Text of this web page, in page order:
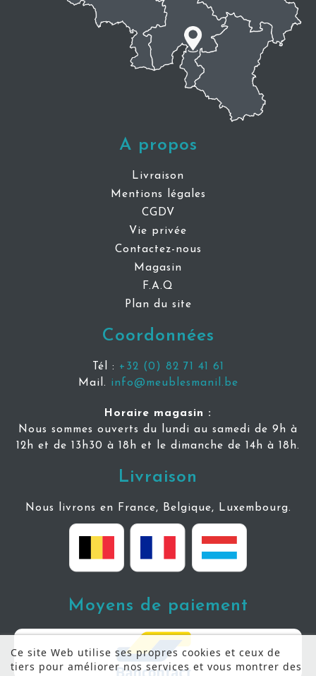
Ce site Web utilise ses propres cookies et ceux de
tiers pour améliorer nos services et vous montrer des
A propos
Livraison
Mentions légales
CGDV
Vie privée
Contactez-nous
Magasin
F.A.Q
Plan du site
Coordonnées
Tél : +32 (0) 82 71 41 61
Mail. info@meublesmanil.be
Horaire magasin :
Nous sommes ouverts du lundi au samedi de 9h à
12h et de 13h30 à 18h et le dimanche de 14h à 18h.
Livraison
Nous livrons en France, Belgique, Luxembourg.
Moyens de paiement